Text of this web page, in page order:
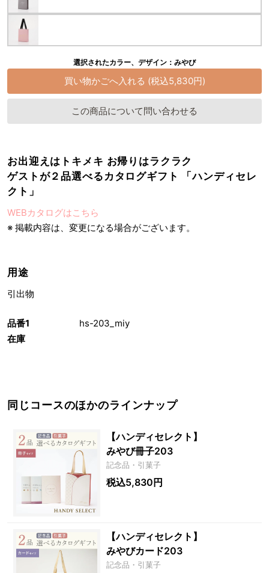
品番1
hs-203_miy
在庫
選択されたカラー、デザイン：みやび
この商品について問い合わせる
お出迎えはトキメキ お帰りはラクラク
ゲストが２品選べるカタログギフト 「ハンディセレ
クト」
WEBカタログはこちら
※ 掲載内容は、変更になる場合がございます。
用途
引出物
同じコースのほかのラインナップ
【ハンディセレクト】
みやび冊子203
記念品・引菓子
税込5,830円
【ハンディセレクト】
みやびカード203
記念品・引菓子